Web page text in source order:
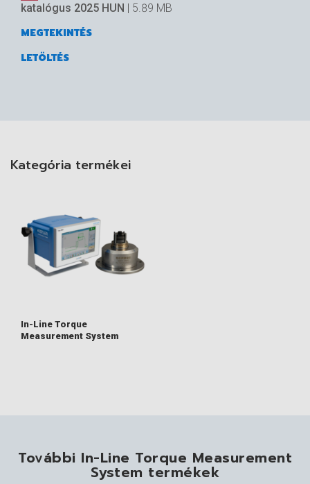
katalógus 2025 HUN | 5.89 MB
MEGTEKINTÉS
LETÖLTÉS
Kategória termékei
In-Line Torque
Measurement System
További In-Line Torque Measurement
System termékek